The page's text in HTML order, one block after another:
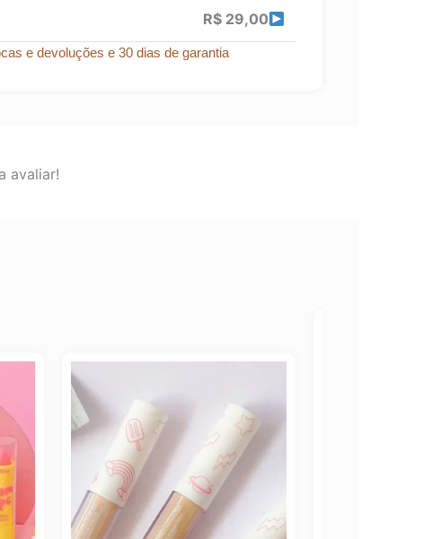
R$29,00
e devoluções e 30 dias de garantia
avaliar!